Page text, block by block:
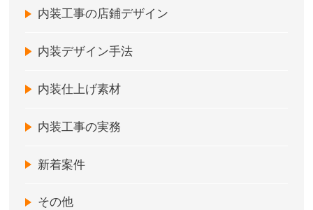
内装工事の店鋪デザイン
内装デザイン手法
内装仕上げ素材
内装工事の実務
新着案件
その他